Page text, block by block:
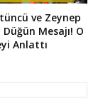
ve Zeynep
Mesajı! O
Anlattı